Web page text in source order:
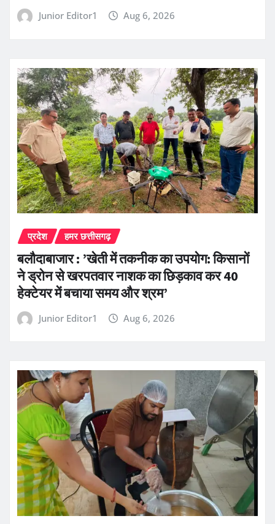
Junior Editor1 Aug 6, 2026
प्रदेश हमर छत्तीसगढ़
बलौदाबाजार : ’खेती में तकनीक का उपयोग: किसानों
ने ड्रोन से खरपतवार नाशक का छिड़काव कर 40
हेक्टेयर में बचाया समय और श्रम’
Junior Editor1 Aug 6, 2026